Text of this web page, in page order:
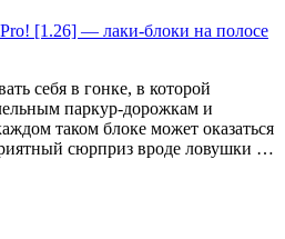
себя в гонке, в которой
паркур-дорожкам и
таком блоке может оказаться
сюрприз вроде ловушки …